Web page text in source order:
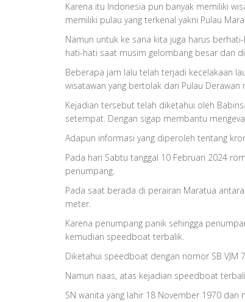
Karena itu Indonesia pun banyak memiliki
memiliki pulau yang terkenal yakni Pulau
Namun untuk ke sana kita juga harus
hati-hati saat musim gelombang besar dan
Beberapa jam lalu telah terjadi kecelakaan
wisatawan yang bertolak dari Pulau Derawan
Kejadian tersebut telah diketahui oleh
setempat. Dengan sigap membantu
Adapun informasi yang diperoleh tentang
Pada hari Sabtu tanggal 10 Februari 2024
penumpang.
Pada saat berada di perairan Maratua
meter.
Karena penumpang panik sehingga
kemudian speedboat terbalik.
Diketahui speedboat dengan nomor SB
Namun naas, atas kejadian speedboat
SN wanita yang lahir 18 November 1970 dan